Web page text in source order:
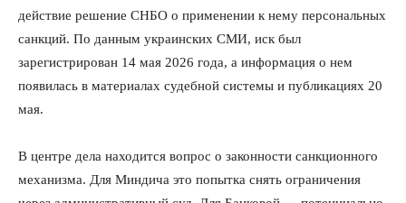
действие решение СНБО о применении к нему персональных
санкций. По данным украинских СМИ, иск был
зарегистрирован 14 мая 2026 года, а информация о нем
появилась в материалах судебной системы и публикациях 20
мая.
В центре дела находится вопрос о законности санкционного
механизма. Для Миндича это попытка снять ограничения